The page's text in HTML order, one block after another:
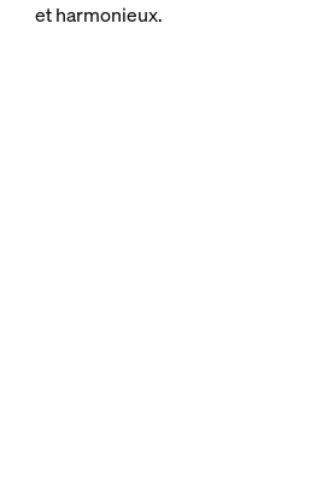
et harmonieux.